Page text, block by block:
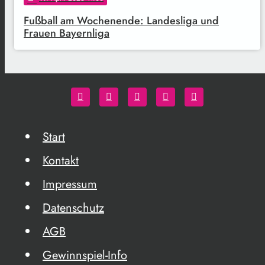
Fußball am Wochenende: Landesliga und
Frauen Bayernliga
Start
Kontakt
Impressum
Datenschutz
AGB
Gewinnspiel-Info